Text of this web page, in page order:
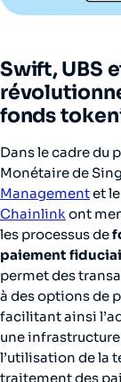
Swift, UBS
fonds
Dans le cadre du
Monétaire de
Managementet
Chainlink ont
les processus de
paiement
permet des
à des options de
facilitant ainsi
une
l’utilisation de la
traitement des